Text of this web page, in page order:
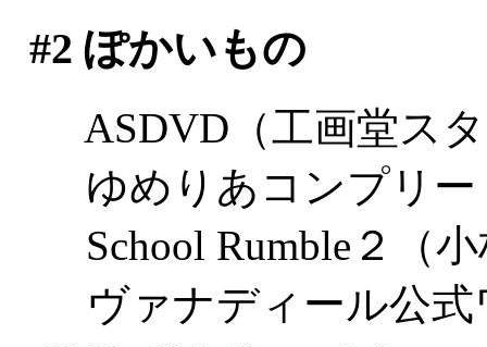
#2 ぽかいもの
ASDVD（工画堂ス
ゆめりあコンプリー
School Rumble２（
ヴァナディール公式